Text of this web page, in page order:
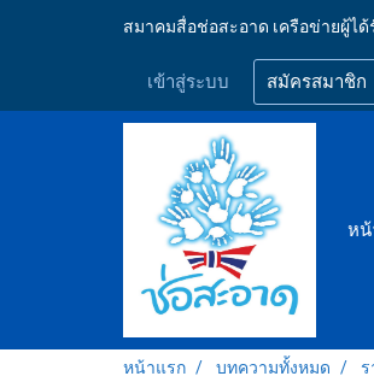
สมาคมสื่อช่อสะอาด เครือข่ายผู้ไ
เข้าสู่ระบบ สมัครสมาชิก
หน้
หน้าแรก บทความทั้งหมด
ร